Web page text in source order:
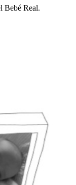
Bebé Real.